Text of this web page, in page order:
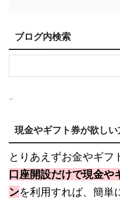
ブログ内検索
現金やギフト券が欲しい
とりあえずお金やギフ
口座開設だけで現金や
ンを利用すれば、簡単